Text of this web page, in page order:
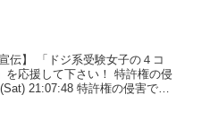
伝】 「ドジ系受験女子の４コ
を応援して下さい！ 特許権の侵
21:07:48 特許権の侵害であ